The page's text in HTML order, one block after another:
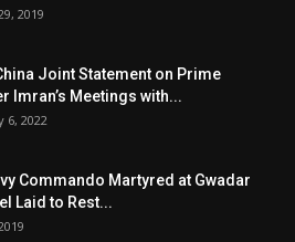
2019
Joint Statement on Prime
Imran’s Meetings with...
6, 2022
Commando Martyred at Gwadar
Laid to Rest...